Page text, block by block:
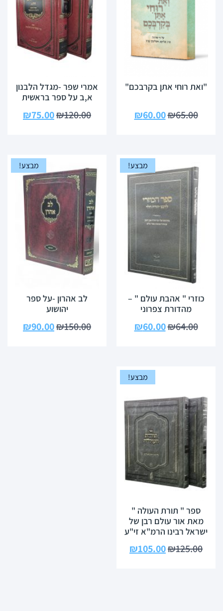
"ואת רוחי אתן בקרבכם"
₪65.00
₪60.00
אמרי שפר -מגדל הלבנון
א,ב על ספר בראשית
₪120.00
₪75.00
מבצע!
כוזרי " אהבת עולם " –
מהדורת צפרוני
₪64.00
₪60.00
מבצע!
לב אהרון -על ספר
יהושוע
₪150.00
₪90.00
מבצע!
ספר " תורת העולה "
מאת אור עולם רבן של
ישראל רבינו הרמ"א זי"ע
₪125.00
₪105.00